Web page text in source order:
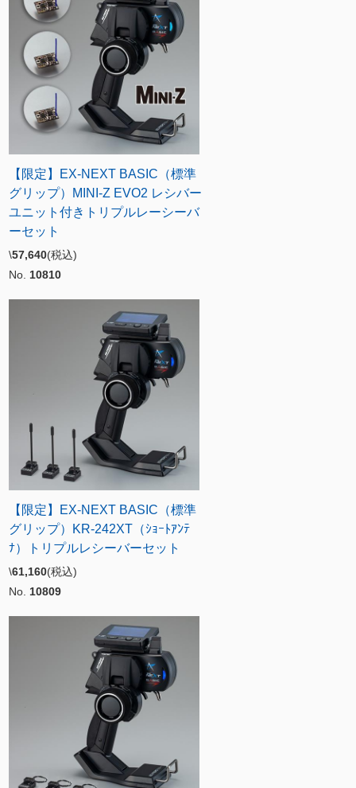
【限定】EX-NEXT BASIC（標準
グリップ）MINI-Z EVO2 レシバー
ユニット付きトリプルレーシーバ
ーセット
\57,640(税込)
No. 10810
【限定】EX-NEXT BASIC（標準
グリップ）KR-242XT（ｼｮｰﾄｱﾝﾃ
ﾅ）トリプルレシーバーセット
\61,160(税込)
No. 10809